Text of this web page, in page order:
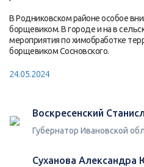
В Родниковском районе особое
борщевиком. В городе и на в
мероприятия по химобработке
борщевиком Сосновского.
24.05.2024
Воскресенский
Губернатор Ивановской
Суханова Александра